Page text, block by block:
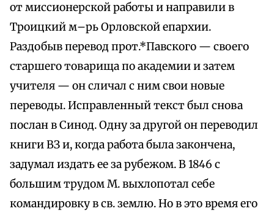
от миссионерской работы и направили в
Троицкий м–рь Орловской епархии.
Раздобыв перевод прот.*Павского — своего
старшего товарища по академии и затем
учителя — он сличал с ним свои новые
переводы. Исправленный текст был снова
послан в Синод. Одну за другой он переводил
книги ВЗ и, когда работа была закончена,
задумал издать ее за рубежом. В 1846 с
большим трудом М. выхлопотал себе
командировку в св. землю. Но в это время его